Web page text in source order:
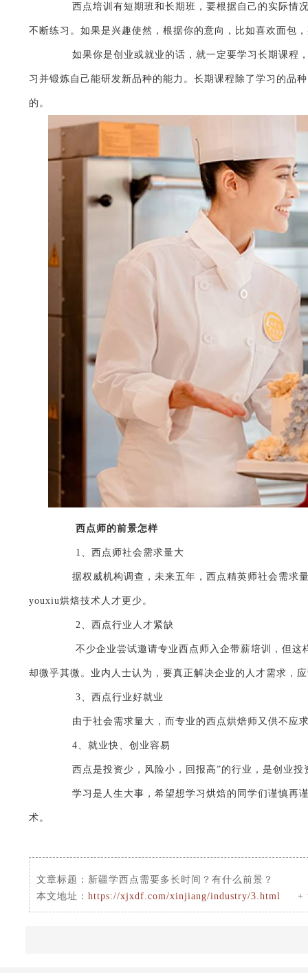
西点培训有短期班和长期班，要根据自己的实际情况
不断练习。如果是兴趣使然，根据你的意向，比如喜欢面包
如果你是创业或就业的话，就一定要学习长期课程，
习并锻炼自己能研发新品种的能力。长期课程除了学习的品
的。
西点师的前景怎样
1、西点师社会需求量大
据权威机构调查，未来五年，西点精英师社会需求量
youxiu烘焙技术人才更少。
2、西点行业人才紧缺
不少企业尝试邀请专业西点师入企带薪培训，但这
却微乎其微。业内人士认为，要真正解决企业的人才需求，
3、西点行业好就业
由于社会需求量大，而专业的西点烘焙师又供不应求
4、就业快、创业容易
西点是投资少，风险小，回报高”的行业，是创业投
学习是人生大事，希望想学习烘焙的同学们谨慎再谨
术。
文章标题： 新疆学西点需要多长时间？有什么前景？
本文地址：https://xjxdf.com/xinjiang/industry/3.html +